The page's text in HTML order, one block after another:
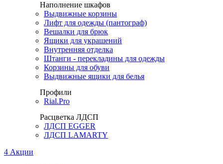
Наполнение шкафов
Выдвижные корзины
Лифт для одежды (пантограф)
Вешалки для брюк
Ящики для украшений
Внутренняя отделка
Штанги - перекладины для одежды
Корзины для обуви
Выдвижные ящики для белья
Профили
Rial.Pro
Расцветка ЛДСП
ЛДСП EGGER
ЛДСП LAMARTY
4 Акции